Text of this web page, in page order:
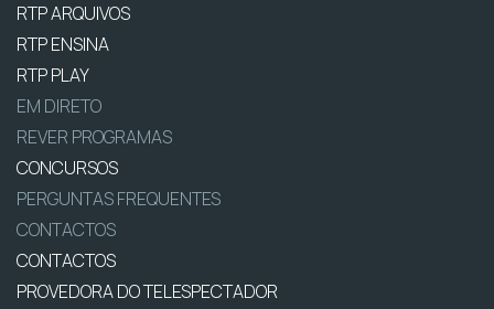
RTP ARQUIVOS
RTP ENSINA
RTP PLAY
EM DIRETO
REVER PROGRAMAS
CONCURSOS
PERGUNTAS FREQUENTES
CONTACTOS
CONTACTOS
PROVEDORA DO TELESPECTADOR